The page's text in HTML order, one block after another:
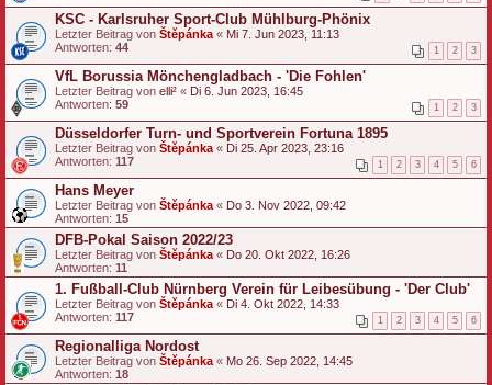
KSC - Karlsruher Sport-Club Mühlburg-Phönix
Letzter Beitrag von Štěpánka « Mi 7. Jun 2023, 11:13
Antworten: 44 1 2 3
VfL Borussia Mönchengladbach - 'Die Fohlen'
Letzter Beitrag von elli² « Di 6. Jun 2023, 16:45
Antworten: 59 1 2 3
Düsseldorfer Turn- und Sportverein Fortuna 1895
Letzter Beitrag von Štěpánka « Di 25. Apr 2023, 23:16
Antworten: 117 1 2 3 4 5 6
Hans Meyer
Letzter Beitrag von Štěpánka « Do 3. Nov 2022, 09:42
Antworten: 15
DFB-Pokal Saison 2022/23
Letzter Beitrag von Štěpánka « Do 20. Okt 2022, 16:26
Antworten: 11
1. Fußball-Club Nürnberg Verein für Leibesübung - 'Der Club'
Letzter Beitrag von Štěpánka « Di 4. Okt 2022, 14:33
Antworten: 117 1 2 3 4 5 6
Regionalliga Nordost
Letzter Beitrag von Štěpánka « Mo 26. Sep 2022, 14:45
Antworten: 18